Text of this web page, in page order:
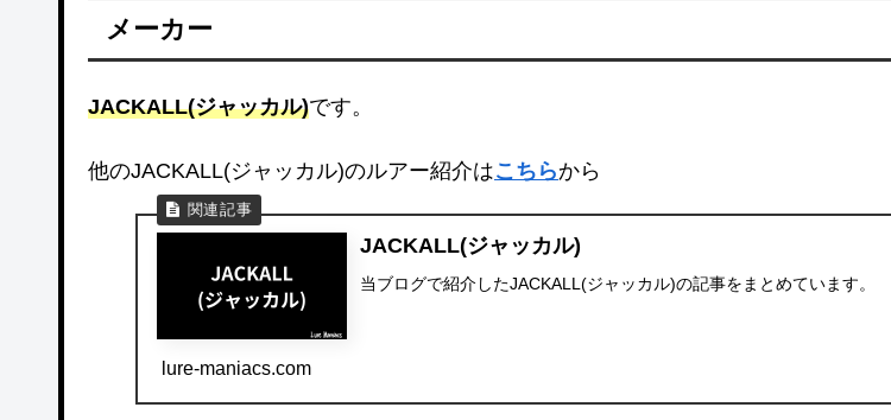
メーカー
JACKALL(ジャッカル)です。
他のJACKALL(ジャッカル)のルアー紹介はこちらから
JACKALL(ジャッカル)
当ブログで紹介したJACKALL(ジャッカル)の記事をまとめています。
lure-maniacs.com